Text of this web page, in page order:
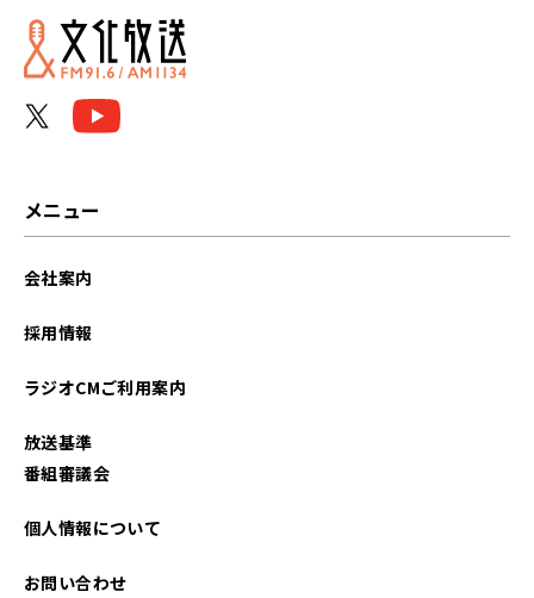
メニュー
会社案内
採用情報
ラジオCMご利用案内
放送基準
番組審議会
個人情報について
お問い合わせ